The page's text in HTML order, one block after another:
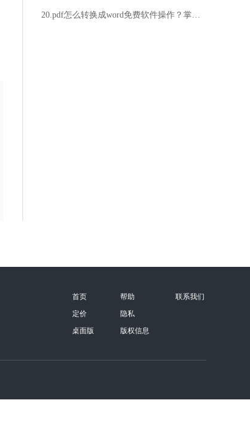
20.pdf怎么转换成word免费软件操作？掌握方法轻松搞定
首页
定价
桌面版
帮助
隐私
版权信息
联系我们